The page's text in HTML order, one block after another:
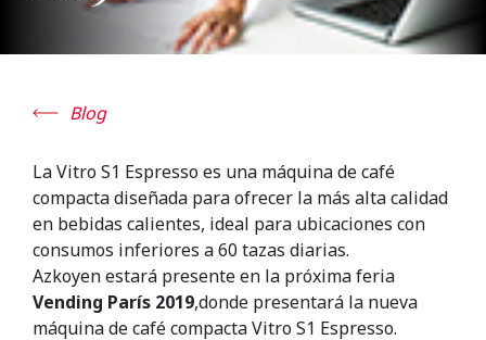
Blog
La Vitro S1 Espresso es una máquina de café
compacta diseñada para ofrecer la más alta calidad
en bebidas calientes, ideal para ubicaciones con
consumos inferiores a 60 tazas diarias.
Azkoyen estará presente en la próxima feria
Vending París 2019,donde presentará la nueva
máquina de café compacta Vitro S1 Espresso.